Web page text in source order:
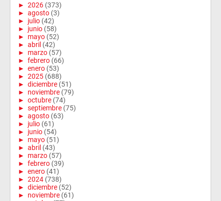
► 2026 (373)
► agosto (3)
► julio (42)
► junio (58)
► mayo (52)
► abril (42)
► marzo (57)
► febrero (66)
► enero (53)
► 2025 (688)
► diciembre (51)
► noviembre (79)
► octubre (74)
► septiembre (75)
► agosto (63)
► julio (61)
► junio (54)
► mayo (51)
► abril (43)
► marzo (57)
► febrero (39)
► enero (41)
► 2024 (738)
► diciembre (52)
► noviembre (61)